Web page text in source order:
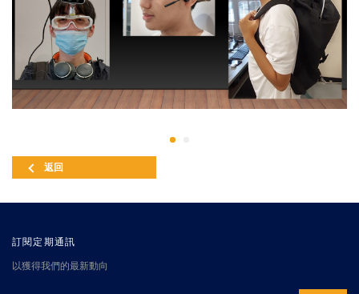
返回
訂閱定期通訊
以獲得我們的最新動向